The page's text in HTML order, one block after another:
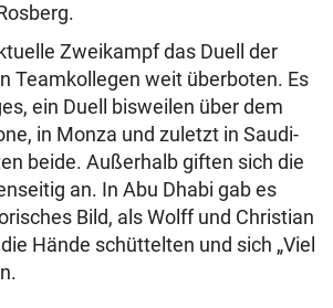
Zweikampf das Duell der
Teamkollegen weit überboten. Es
ein Duell bisweilen über dem
in Monza und zuletzt in Saudi-
beide. Außerhalb giften sich die
an. In Abu Dhabi gab es
Bild, als Wolff und Christian
Hände schüttelten und sich „Viel